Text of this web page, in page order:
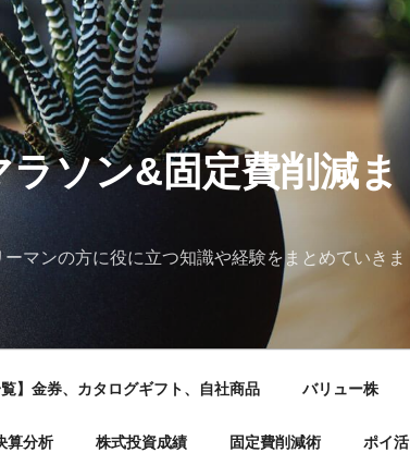
ソン&固定費削減ま
マンの方に役に立つ知識や経験をまとめていきま
覧】金券、カタログギフト、自社商品 バリュー株
算分析 株式投資成績 固定費削減術 ポイ活